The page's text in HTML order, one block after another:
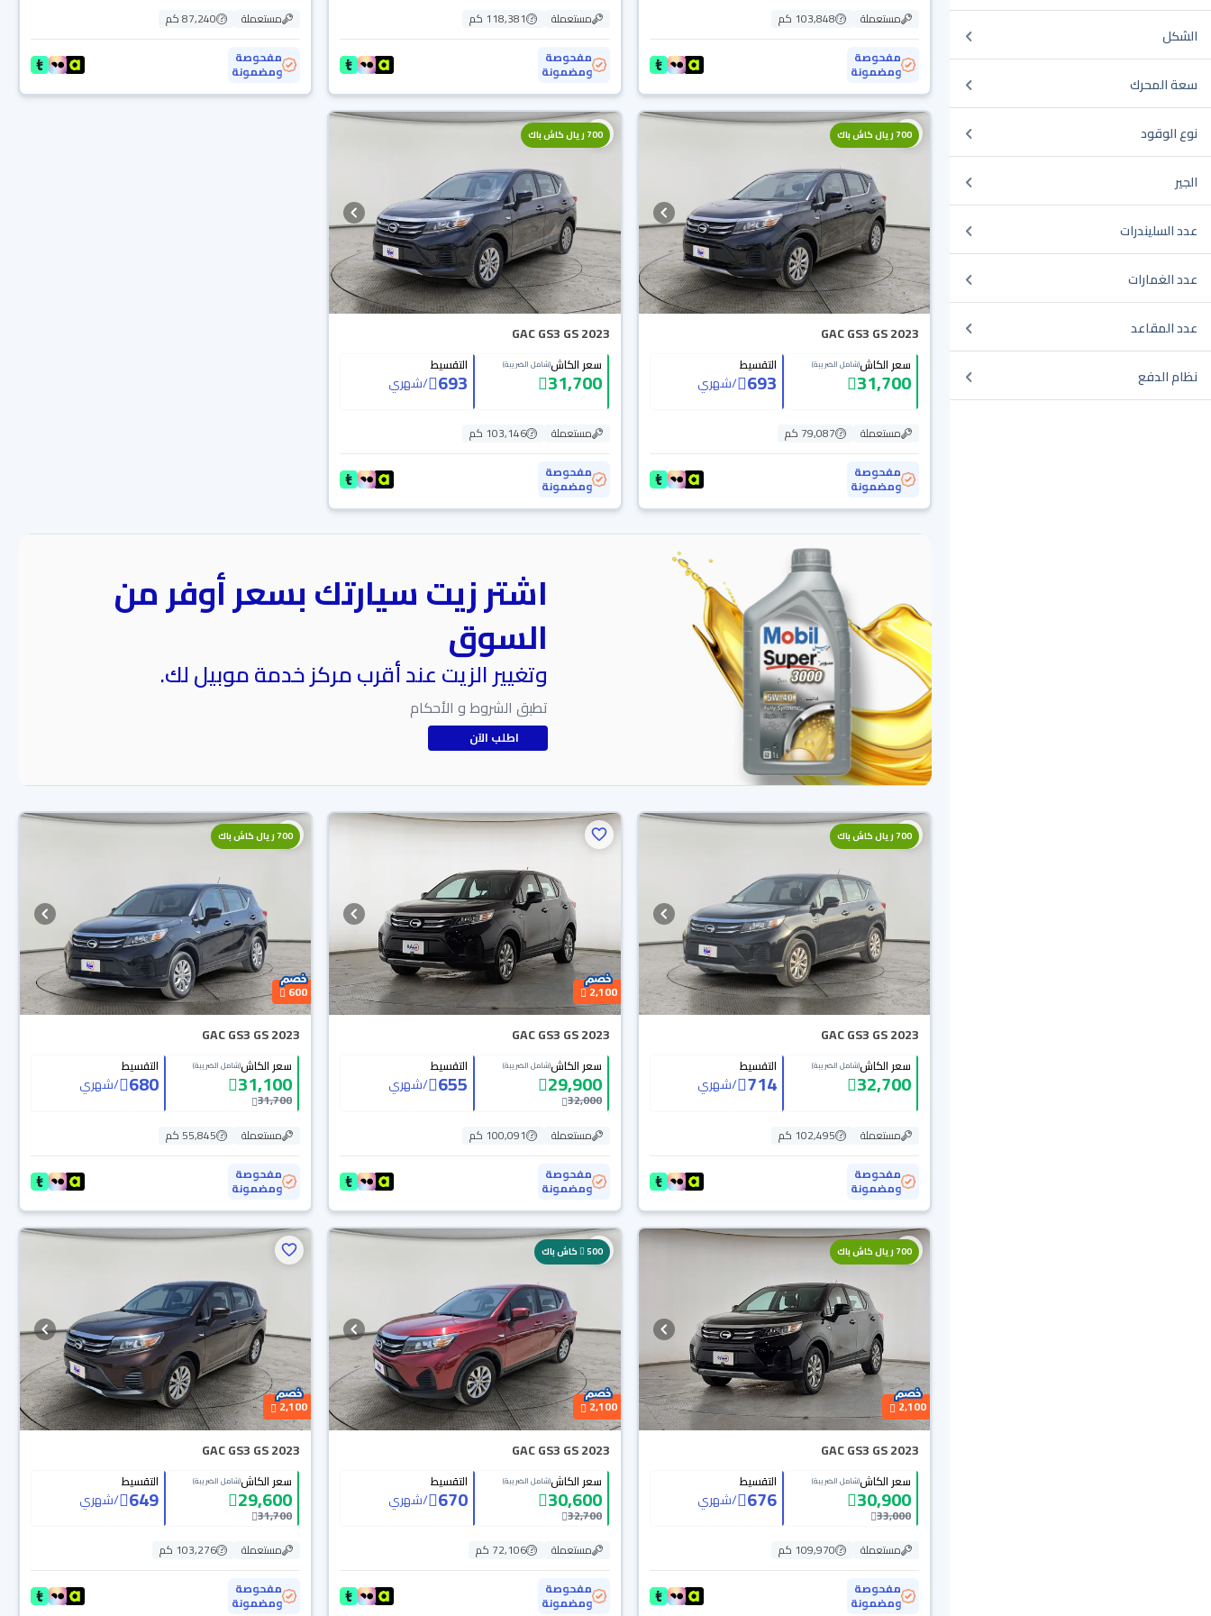
الشكل
سعة المحرك
نوع الوقود
الجير
عدد السليندرات
عدد الغمارات
عدد المقاعد
نظام الدفع
مستعملة
103,848 كم
مفحوصة
ومضمونة
مستعملة
118,381 كم
مفحوصة
ومضمونة
مستعملة
87,240 كم
مفحوصة
ومضمونة
700 ريال كاش باك
GAC GS3 GS 2023
سعر الكاش(شامل الضريبة)
31,700
التقسيط
693
/شهري
مستعملة
79,087 كم
مفحوصة
ومضمونة
700 ريال كاش باك
GAC GS3 GS 2023
سعر الكاش(شامل الضريبة)
31,700
التقسيط
693
/شهري
مستعملة
103,146 كم
مفحوصة
ومضمونة
اشتر زيت سيارتك بسعر أوفر من
السوق
وتغيير الزيت عند أقرب مركز خدمة موبيل لك.
تطبق الشروط و الأحكام
اطلب الآن
700 ريال كاش باك
GAC GS3 GS 2023
سعر الكاش(شامل الضريبة)
32,700
التقسيط
714
/شهري
مستعملة
102,495 كم
مفحوصة
ومضمونة
2,100
GAC GS3 GS 2023
سعر الكاش(شامل الضريبة)
29,900
32,000
التقسيط
655
/شهري
مستعملة
100,091 كم
مفحوصة
ومضمونة
700 ريال كاش باك
600
GAC GS3 GS 2023
سعر الكاش(شامل الضريبة)
31,100
31,700
التقسيط
680
/شهري
مستعملة
55,845 كم
مفحوصة
ومضمونة
700 ريال كاش باك
2,100
GAC GS3 GS 2023
سعر الكاش(شامل الضريبة)
30,900
33,000
التقسيط
676
/شهري
مستعملة
109,970 كم
مفحوصة
ومضمونة
500 كاش باك
2,100
GAC GS3 GS 2023
سعر الكاش(شامل الضريبة)
30,600
32,700
التقسيط
670
/شهري
مستعملة
72,106 كم
مفحوصة
ومضمونة
2,100
GAC GS3 GS 2023
سعر الكاش(شامل الضريبة)
29,600
31,700
التقسيط
649
/شهري
مستعملة
103,276 كم
مفحوصة
ومضمونة